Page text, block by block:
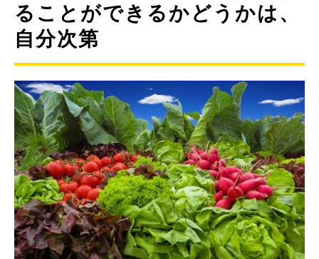
ることができるかどうかは、
自分次第